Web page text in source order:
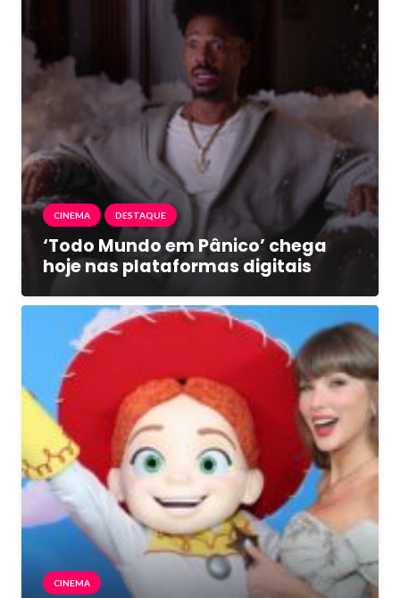
CINEMA DESTAQUE
‘Todo Mundo em Pânico’ chega
hoje nas plataformas digitais
CINEMA